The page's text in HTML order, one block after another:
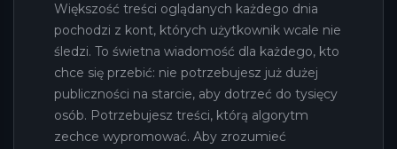
Większość treści oglądanych każdego dnia
pochodzi z kont, których użytkownik wcale nie
śledzi. To świetna wiadomość dla każdego, kto
chce się przebić: nie potrzebujesz już dużej
publiczności na starcie, aby dotrzeć do tysięcy
osób. Potrzebujesz treści, którą algorytm
zechce wypromować. Aby zrozumieć